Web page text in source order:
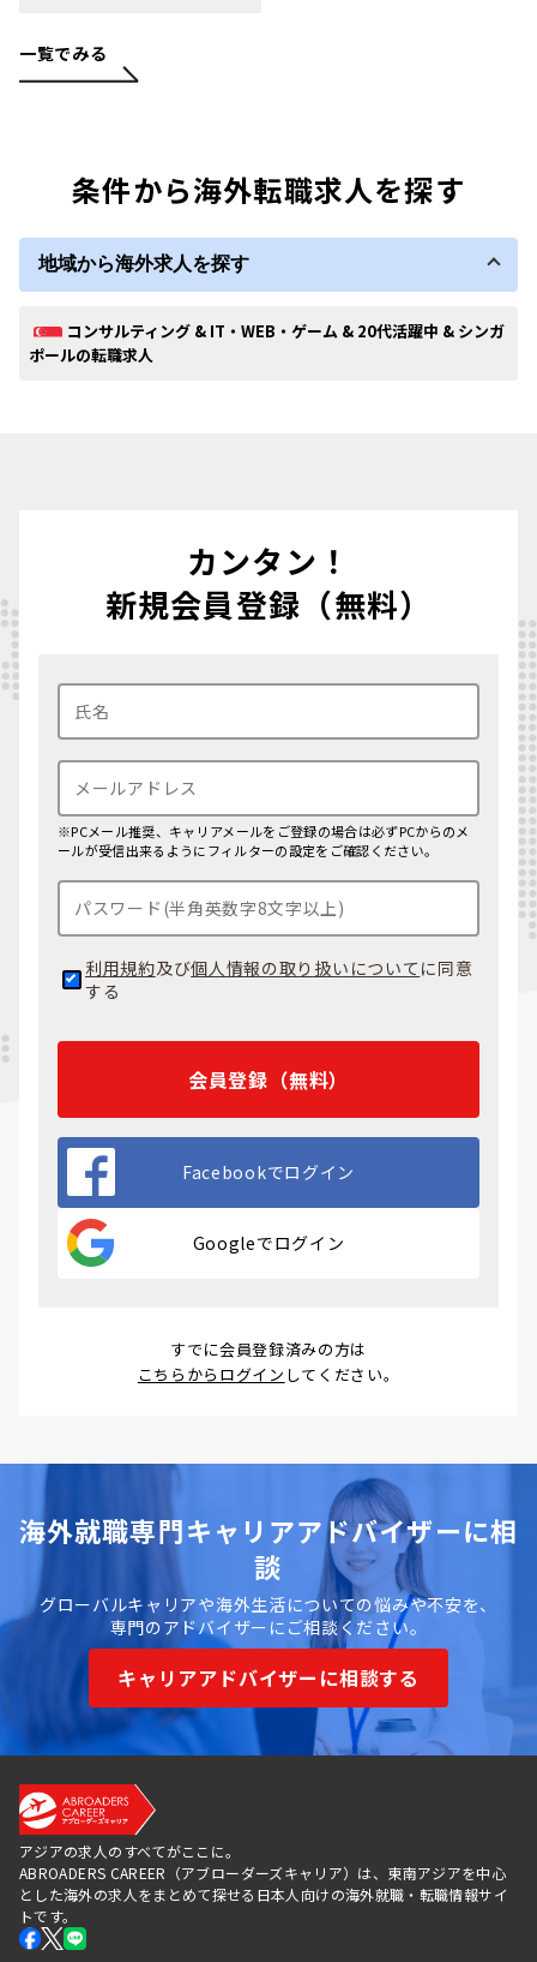
一覧でみる
条件から海外転職求人を探す
地域から海外求人を探す
コンサルティング & IT・WEB・ゲーム & 20代活躍中 & シンガ
ポールの転職求人
カンタン！
新規会員登録（無料）
※PCメール推奨、キャリアメールをご登録の場合は必ずPCからのメ
ールが受信出来るようにフィルターの設定をご確認ください。
利用規約及び個人情報の取り扱いについて に同意
する
会員登録（無料）
Facebookでログイン
Googleでログイン
すでに会員登録済みの方は
こちらからログイン してください。
海外就職専門キャリアアドバイザーに相
談
グローバルキャリアや海外生活についての悩みや不安を、
専門のアドバイザーにご相談ください。
キャリアアドバイザーに相談する
アジアの求人のすべてがここに。
ABROADERS CAREER（アブローダーズキャリア）は、東南アジアを中心
とした海外の求人をまとめて探せる日本人向けの海外就職・転職情報サイ
トです。